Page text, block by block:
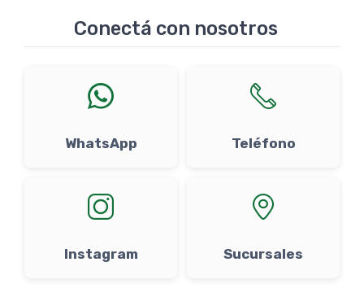
Conectá con nosotros
WhatsApp Teléfono
Instagram Sucursales